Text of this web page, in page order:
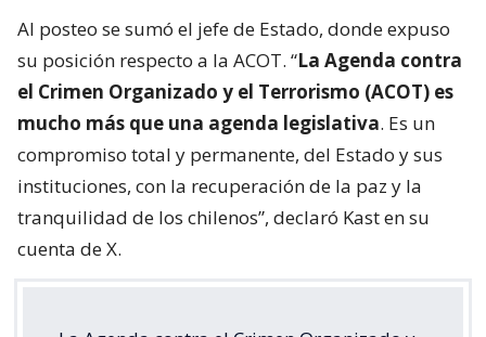
Al posteo se sumó el jefe de Estado, donde expuso
su posición respecto a la ACOT. “La Agenda contra
el Crimen Organizado y el Terrorismo (ACOT) es
mucho más que una agenda legislativa. Es un
compromiso total y permanente, del Estado y sus
instituciones, con la recuperación de la paz y la
tranquilidad de los chilenos”, declaró Kast en su
cuenta de X.